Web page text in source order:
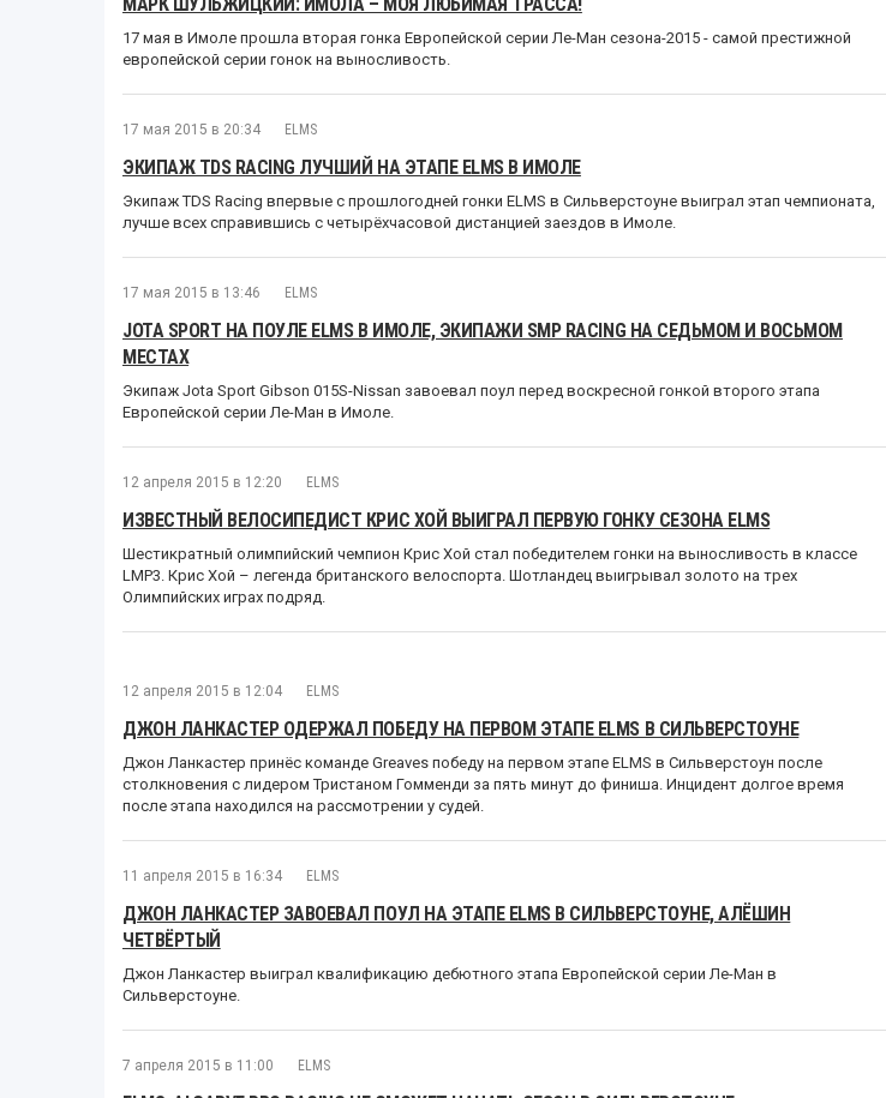
17 мая в Имоле прошла вторая гонка Европейской серии Ле-Ман сезона-2015 - самой престижной
европейской серии гонок на выносливость.
17 мая 2015 в 20:34 ELMS
ЭКИПАЖ TDS RACING ЛУЧШИЙ НА ЭТАПЕ ELMS В ИМОЛЕ
Экипаж TDS Racing впервые с прошлогодней гонки ELMS в Сильверстоуне выиграл этап чемпионата,
лучше всех справившись с четырёхчасовой дистанцией заездов в Имоле.
17 мая 2015 в 13:46 ELMS
JOTA SPORT НА ПОУЛЕ ELMS В ИМОЛЕ, ЭКИПАЖИ SMP RACING НА СЕДЬМОМ И ВОСЬМОМ
МЕСТАХ
Экипаж Jota Sport Gibson 015S-Nissan завоевал поул перед воскресной гонкой второго этапа
Европейской серии Ле-Ман в Имоле.
12 апреля 2015 в 12:20 ELMS
ИЗВЕСТНЫЙ ВЕЛОСИПЕДИСТ КРИС ХОЙ ВЫИГРАЛ ПЕРВУЮ ГОНКУ СЕЗОНА ELMS
Шестикратный олимпийский чемпион Крис Хой стал победителем гонки на выносливость в классе
LMP3. Крис Хой – легенда британского велоспорта. Шотландец выигрывал золото на трех
Олимпийских играх подряд.
12 апреля 2015 в 12:04 ELMS
ДЖОН ЛАНКАСТЕР ОДЕРЖАЛ ПОБЕДУ НА ПЕРВОМ ЭТАПЕ ELMS В СИЛЬВЕРСТОУНЕ
Джон Ланкастер принёс команде Greaves победу на первом этапе ELMS в Сильверстоун после
столкновения с лидером Тристаном Гомменди за пять минут до финиша. Инцидент долгое время
после этапа находился на рассмотрении у судей.
11 апреля 2015 в 16:34 ELMS
ДЖОН ЛАНКАСТЕР ЗАВОЕВАЛ ПОУЛ НА ЭТАПЕ ELMS В СИЛЬВЕРСТОУНЕ, АЛЁШИН
ЧЕТВЁРТЫЙ
Джон Ланкастер выиграл квалификацию дебютного этапа Европейской серии Ле-Ман в
Сильверстоуне.
7 апреля 2015 в 11:00 ELMS